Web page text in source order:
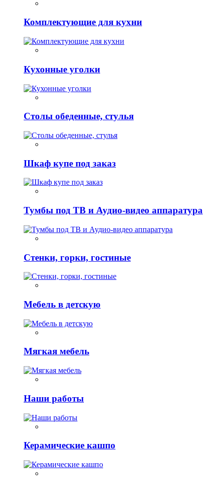
Комплектующие для кухни
Кухонные уголки
Столы обеденные, стулья
Шкаф купе под заказ
Тумбы под ТВ и Аудио-видео аппаратура
Стенки, горки, гостиные
Мебель в детскую
Мягкая мебель
Наши работы
Керамические кашпо